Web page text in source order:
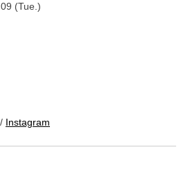
(Tue.)
/ Instagram